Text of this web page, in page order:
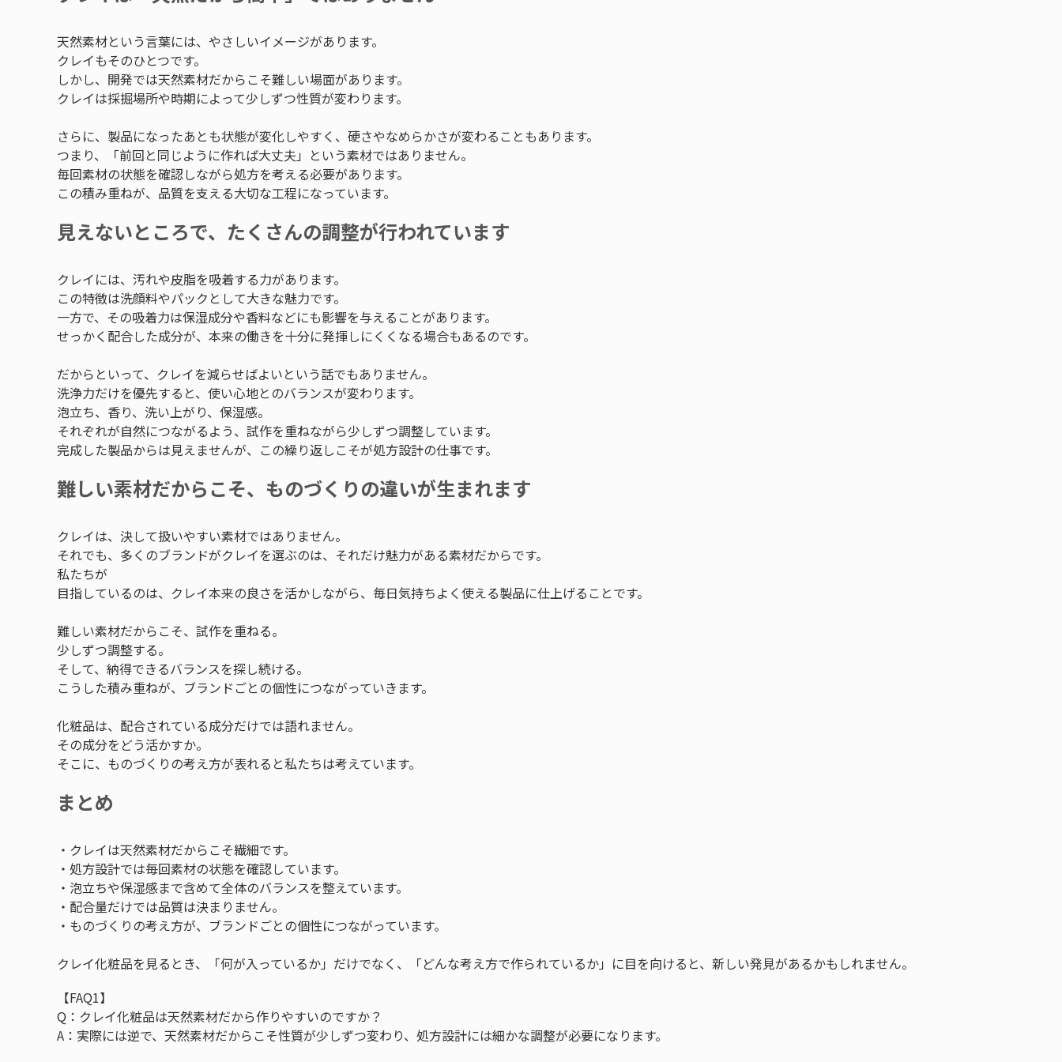
天然素材という言葉には、やさしいイメージがあります。
クレイもそのひとつです。
しかし、開発では天然素材だからこそ難しい場面があります。
クレイは採掘場所や時期によって少しずつ性質が変わります。
さらに、製品になったあとも状態が変化しやすく、硬さやなめらかさが変わることもあります。
つまり、「前回と同じように作れば大丈夫」という素材ではありません。
毎回素材の状態を確認しながら処方を考える必要があります。
この積み重ねが、品質を支える大切な工程になっています。
見えないところで、たくさんの調整が行われています
クレイには、汚れや皮脂を吸着する力があります。
この特徴は洗顔料やパックとして大きな魅力です。
一方で、その吸着力は保湿成分や香料などにも影響を与えることがあります。
せっかく配合した成分が、本来の働きを十分に発揮しにくくなる場合もあるのです。
だからといって、クレイを減らせばよいという話でもありません。
洗浄力だけを優先すると、使い心地とのバランスが変わります。
泡立ち、香り、洗い上がり、保湿感。
それぞれが自然につながるよう、試作を重ねながら少しずつ調整しています。
完成した製品からは見えませんが、この繰り返しこそが処方設計の仕事です。
難しい素材だからこそ、ものづくりの違いが生まれます
クレイは、決して扱いやすい素材ではありません。
それでも、多くのブランドがクレイを選ぶのは、それだけ魅力がある素材だからです。
私たちが
目指しているのは、クレイ本来の良さを活かしながら、毎日気持ちよく使える製品に仕上げることです。
難しい素材だからこそ、試作を重ねる。
少しずつ調整する。
そして、納得できるバランスを探し続ける。
こうした積み重ねが、ブランドごとの個性につながっていきます。
化粧品は、配合されている成分だけでは語れません。
その成分をどう活かすか。
そこに、ものづくりの考え方が表れると私たちは考えています。
まとめ
・クレイは天然素材だからこそ繊細です。
・処方設計では毎回素材の状態を確認しています。
・泡立ちや保湿感まで含めて全体のバランスを整えています。
・配合量だけでは品質は決まりません。
・ものづくりの考え方が、ブランドごとの個性につながっています。
クレイ化粧品を見るとき、「何が入っているか」だけでなく、「どんな考え方で作られているか」に目を向けると、新しい発見があるかもしれません。
【FAQ1】
Q：クレイ化粧品は天然素材だから作りやすいのですか？
A：実際には逆で、天然素材だからこそ性質が少しずつ変わり、処方設計には細かな調整が必要になります。